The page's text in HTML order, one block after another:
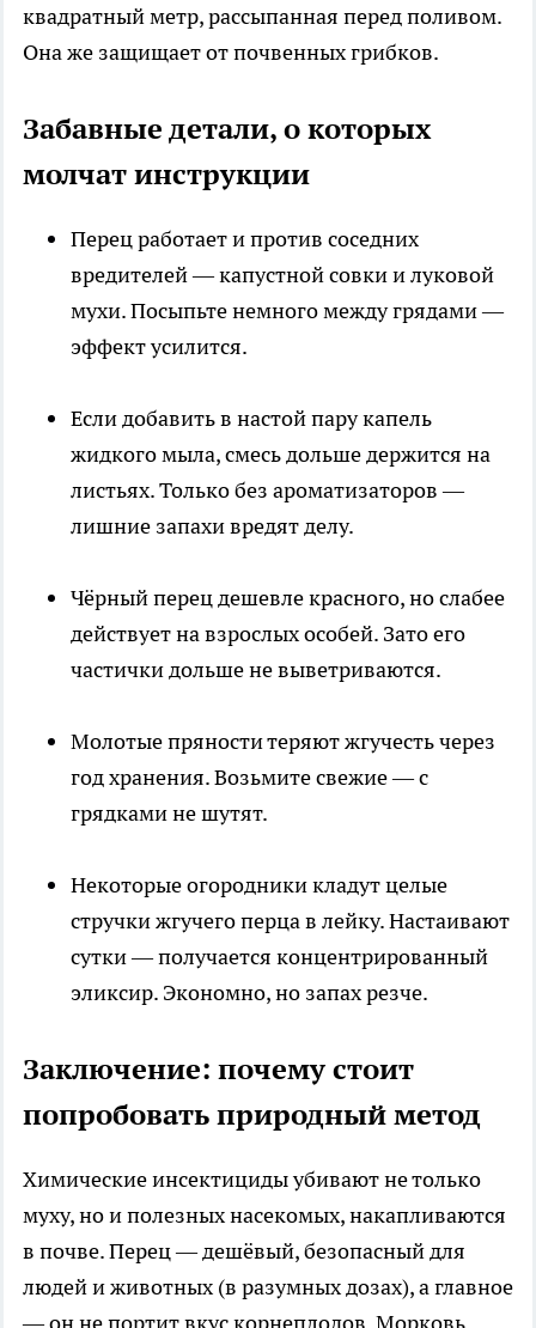
квадратный метр, рассыпанная перед поливом.
Она же защищает от почвенных грибков.
Забавные детали, о которых
молчат инструкции
Перец работает и против соседних
вредителей — капустной совки и луковой
мухи. Посыпьте немного между грядами —
эффект усилится.
Если добавить в настой пару капель
жидкого мыла, смесь дольше держится на
листьях. Только без ароматизаторов —
лишние запахи вредят делу.
Чёрный перец дешевле красного, но слабее
действует на взрослых особей. Зато его
частички дольше не выветриваются.
Молотые пряности теряют жгучесть через
год хранения. Возьмите свежие — с
грядками не шутят.
Некоторые огородники кладут целые
стручки жгучего перца в лейку. Настаивают
сутки — получается концентрированный
эликсир. Экономно, но запах резче.
Заключение: почему стоит
попробовать природный метод
Химические инсектициды убивают не только
муху, но и полезных насекомых, накапливаются
в почве. Перец — дешёвый, безопасный для
людей и животных (в разумных дозах), а главное
— он не портит вкус корнеплодов. Морковь